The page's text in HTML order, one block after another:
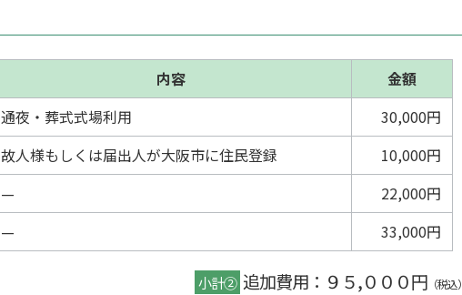
内容
金額
通夜・葬式式場利用
30,000円
故人様もしくは届出人が大阪市に住民登録
10,000円
—
22,000円
— 33,000円
小計② 追加費用：９５,０００円 （税込）